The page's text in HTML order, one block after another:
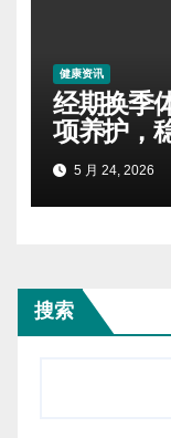
健康资讯
经期换季
项养护，
5 月 24, 2026
搜索